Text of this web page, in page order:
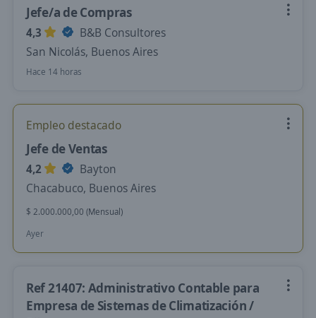
Jefe/a de Compras
4,3
B&B Consultores
San Nicolás, Buenos Aires
Hace 14 horas
Empleo destacado
Jefe de Ventas
4,2
Bayton
Chacabuco, Buenos Aires
$ 2.000.000,00 (Mensual)
Ayer
Ref 21407: Administrativo Contable para
Empresa de Sistemas de Climatización /